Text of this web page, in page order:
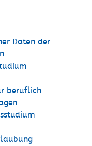
Daten der
beruflich